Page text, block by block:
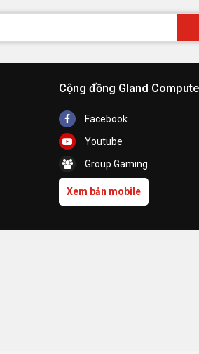
Cộng đồng Gland
Facebook
Youtube
Group Gaming
Xem bản mobile